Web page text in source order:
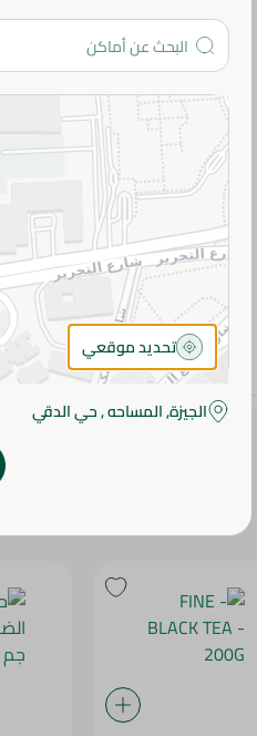
تحديد موقعي
الجيزة, المساحه , حي الدقي